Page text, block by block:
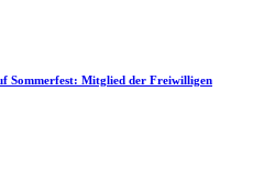
Sommerfest: Mitglied der Freiwilligen